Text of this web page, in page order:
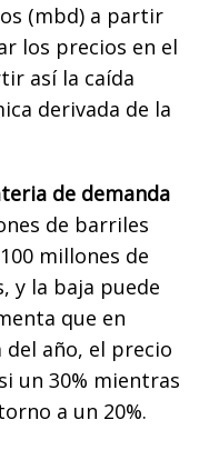
(mbd) a partir
los precios en el
así la caída
derivada de la
de demanda
de barriles
millones de
y la baja puede
que en
del año, el precio
un 30% mientras
a un 20%.